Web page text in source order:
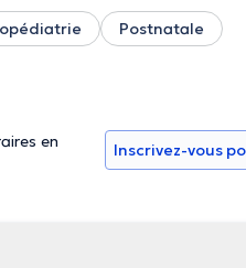
Postnatale
en
Inscrivez-vous